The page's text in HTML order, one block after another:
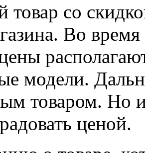
товар со
Во
модели.
товаром. Но
ценой.